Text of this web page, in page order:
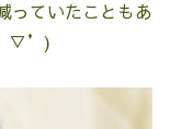
っていたこともあ